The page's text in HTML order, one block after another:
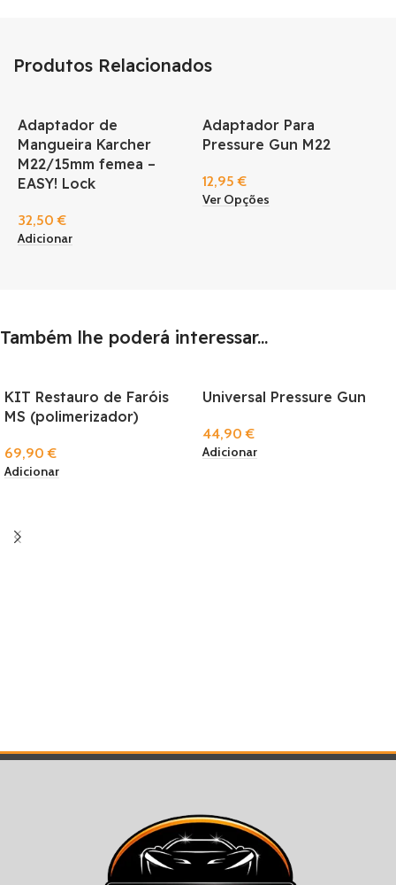
Produtos Relacionados
Adaptador de
Mangueira Karcher
M22/15mm femea –
EASY! Lock
32,50€
Adicionar
Adaptador Para
Pressure Gun M22
12,95€
Ver Opções
Também lhe poderá interessar...
KIT Restauro de Faróis
MS (polimerizador)
69,90€
Adicionar
Universal Pressure Gun
44,90€
Adicionar